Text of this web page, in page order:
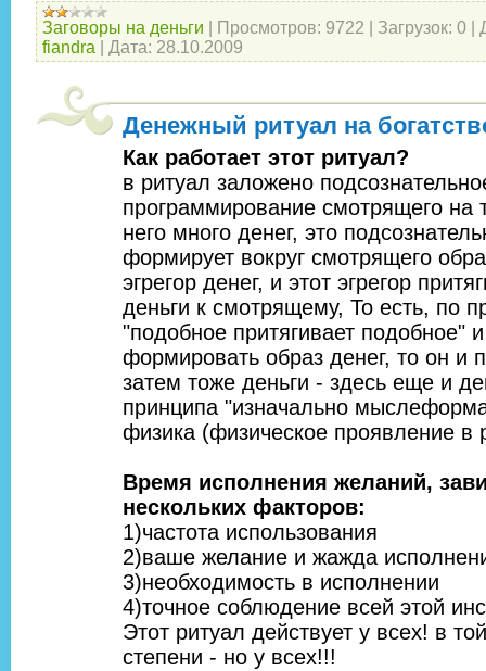
Заговоры на деньги Просмотров: 9722 Загрузок: 0
fiandra
Дата: 28.10.2009
Денежный ритуал на
Как работает этот ритуал?
в ритуал заложено
программирование смотрящего на
него много денег, это
формирует вокруг смотрящего
эгрегор денег, и этот эгрегор
деньги к смотрящему, То есть, по
"подобное притягивает подобное"
формировать образ денег, то он и
затем тоже деньги - здесь еще и
принципа "изначально
физика (физическое проявление в
Время исполнения желаний,
нескольких факторов:
1)частота использования
2)ваше желание и жажда
3)необходимость в исполнении
4)точное соблюдение всей этой
Этот ритуал действует у всех! в
степени - но у всех!!!